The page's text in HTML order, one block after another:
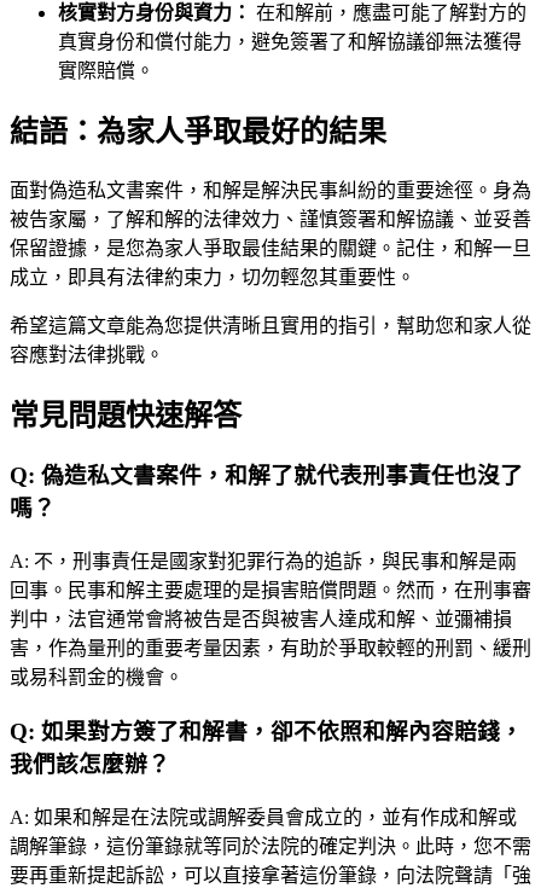
核實對方身份與資力： 在和解前，應盡可能了解對方的
真實身份和償付能力，避免簽署了和解協議卻無法獲得
實際賠償。
結語：為家人爭取最好的結果
面對偽造私文書案件，和解是解決民事糾紛的重要途徑。身為
被告家屬，了解和解的法律效力、謹慎簽署和解協議、並妥善
保留證據，是您為家人爭取最佳結果的關鍵。記住，和解一旦
成立，即具有法律約束力，切勿輕忽其重要性。
希望這篇文章能為您提供清晰且實用的指引，幫助您和家人從
容應對法律挑戰。
常見問題快速解答
Q: 偽造私文書案件，和解了就代表刑事責任也沒了
嗎？
A: 不，刑事責任是國家對犯罪行為的追訴，與民事和解是兩
回事。民事和解主要處理的是損害賠償問題。然而，在刑事審
判中，法官通常會將被告是否與被害人達成和解、並彌補損
害，作為量刑的重要考量因素，有助於爭取較輕的刑罰、緩刑
或易科罰金的機會。
Q: 如果對方簽了和解書，卻不依照和解內容賠錢，
我們該怎麼辦？
A: 如果和解是在法院或調解委員會成立的，並有作成和解或
調解筆錄，這份筆錄就等同於法院的確定判決。此時，您不需
要再重新提起訴訟，可以直接拿著這份筆錄，向法院聲請「強